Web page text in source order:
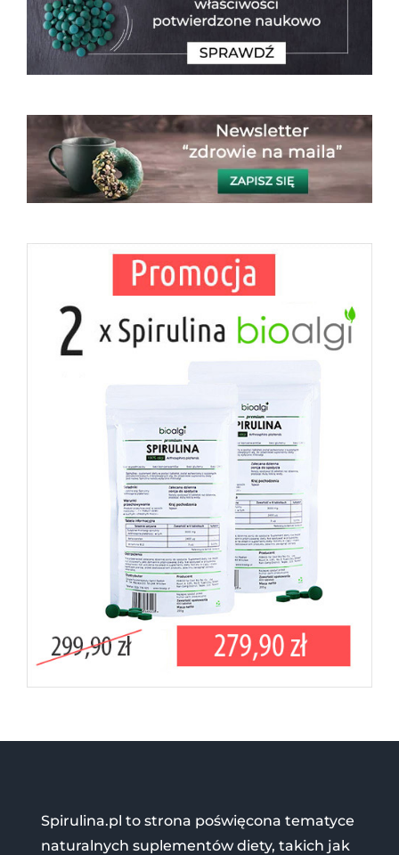
Spirulina.pl to strona poświęcona tematyce
naturalnych suplementów diety, takich jak